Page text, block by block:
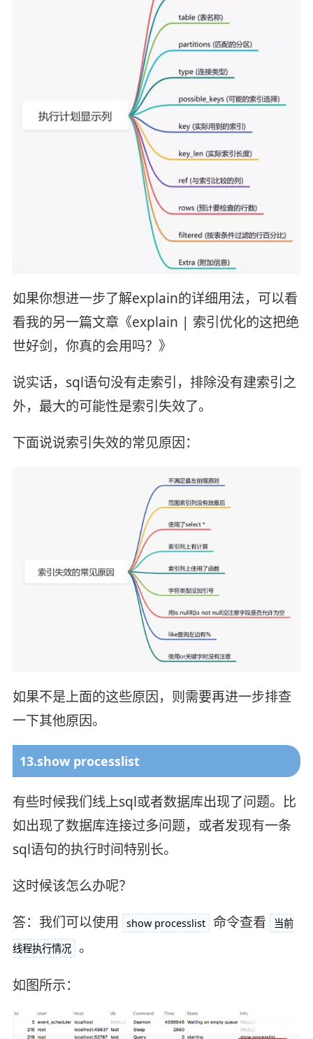
如果你想进一步了解explain的详细用法，可以看
看我的另一篇文章《explain | 索引优化的这把绝
世好剑，你真的会用吗？》
说实话，sql语句没有走索引，排除没有建索引之
外，最大的可能性是索引失效了。
下面说说索引失效的常见原因：
如果不是上面的这些原因，则需要再进一步排查
一下其他原因。
13.show processlist
有些时候我们线上sql或者数据库出现了问题。比
如出现了数据库连接过多问题，或者发现有一条
sql语句的执行时间特别长。
这时候该怎么办呢？
答：我们可以使用
show processlist 命令查看
当前
线程执行情况
。
如图所示：